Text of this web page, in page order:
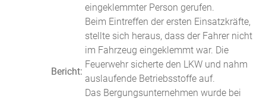
Bericht:
eingeklemmter Person gerufen.
Beim Eintreffen der ersten Einsatzkräfte,
stellte sich heraus, dass der Fahrer nicht
im Fahrzeug eingeklemmt war. Die
Feuerwehr sicherte den LKW und nahm
auslaufende Betriebsstoffe auf.
Das Bergungsunternehmen wurde bei